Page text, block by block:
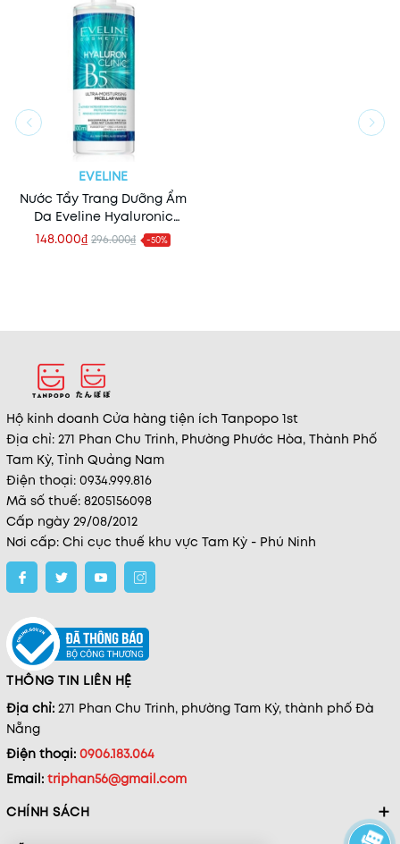
EVELINE
Nước Tẩy Trang Dưỡng Ẩm
Da Eveline Hyaluronic
Clinic B5 Ultra
Moisturizing Micellar
148.000₫ 296.000₫ -50%
Hộ kinh doanh Cửa hàng tiện ích Tanpopo 1st
Địa chỉ: 271 Phan Chu Trinh, Phường Phước Hòa, Thành Phố
Tam Kỳ, Tỉnh Quảng Nam
Điện thoại: 0934.999.816
Mã số thuế: 8205156098
Cấp ngày 29/08/2012
Nơi cấp: Chi cục thuế khu vực Tam Kỳ - Phú Ninh
THÔNG TIN LIÊN HỆ
Địa chỉ: 271 Phan Chu Trinh, phường Tam Kỳ, thành phố Đà
Nẵng
Điện thoại: 0906.183.064
Email: triphan56@gmail.com
CHÍNH SÁCH